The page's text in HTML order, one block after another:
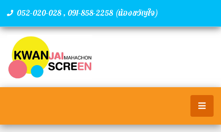
052-020-028 , 091-858-2258 (น้องขวัญใจ)